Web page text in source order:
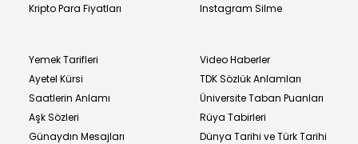
Kripto Para Fiyatları
Instagram Silme
Yemek Tarifleri
Ayetel Kürsi
Saatlerin Anlamı
Aşk Sözleri
Günaydın Mesajları
Video Haberler
TDK Sözlük Anlamları
Üniversite Taban Puanları
Rüya Tabirleri
Dünya Tarihi ve Türk Tarihi